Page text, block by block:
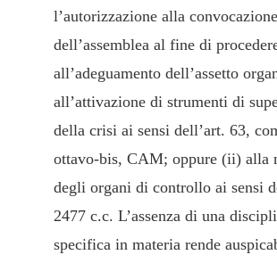
l’autorizzazione alla convocazione
dell’assemblea al fine di
all’adeguamento dell’assetto
all’attivazione di strumenti di
della crisi ai sensi dell’art. 63,
ottavo-bis, CAM; oppure (ii) alla
degli organi di controllo ai sensi
2477 c.c. L’assenza di una
specifica in materia rende